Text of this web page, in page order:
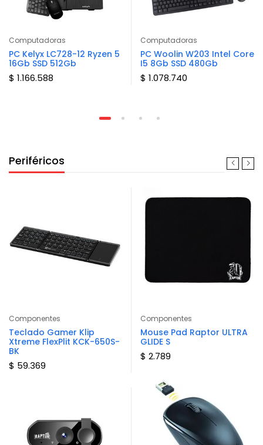
Computadoras
PC Kelyx LC728-12 Ryzen 5
16Gb SSD 512Gb
$ 1.166.588
Computadoras
PC Woolin W203 Intel Core
I5 8Gb SSD 480Gb
$ 1.078.740
Periféricos
Componentes
Teclado Gamer Klip
Xtreme FlexPlit KCK-650S-
BK
$ 59.369
Componentes
Mouse Pad Raptor ULTRA
GLIDE S
$ 2.789